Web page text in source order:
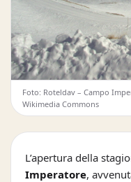
Foto: Roteldav – Campo
Wikimedia Commons
L’apertura della
Imperatore,